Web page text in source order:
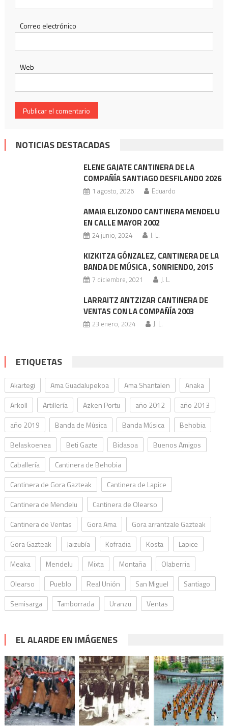
Correo electrónico
Web
NOTICIAS DESTACADAS
ELENE GAJATE CANTINERA DE LA
COMPAÑÍA SANTIAGO DESFILANDO 2026
1 agosto, 2026 Eduardo
AMAIA ELIZONDO CANTINERA MENDELU
EN CALLE MAYOR 2002
24 junio, 2024 J. L.
KIZKITZA GÓNZALEZ, CANTINERA DE LA
BANDA DE MÚSICA , SONRIENDO, 2015
7 diciembre, 2021 J. L.
LARRAITZ ANTZIZAR CANTINERA DE
VENTAS CON LA COMPAÑÍA 2003
23 enero, 2024 J. L.
ETIQUETAS
Akartegi Ama Guadalupekoa Ama Shantalen
Anaka
Arkoll
Artillería Azken Portu año 2012
año 2013
año 2019
Banda de Música Banda Música
Behobia
Belaskoenea
Beti Gazte Bidasoa
Buenos Amigos
Caballería
Cantinera de Behobia
Cantinera de Gora Gazteak
Cantinera de Lapice
Cantinera de Mendelu
Cantinera de Olearso
Cantinera de Ventas
Gora Ama
Gora arrantzale Gazteak
Gora Gazteak
Jaizubía Kofradia Kosta
Lapice
Meaka
Mendelu Mixta Montaña
Olaberria
Olearso
Pueblo Real Unión San Miguel
Santiago
Semisarga
Tamborrada Uranzu Ventas
EL ALARDE EN IMÁGENES